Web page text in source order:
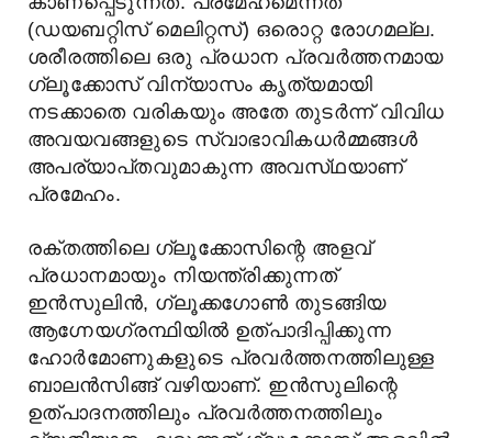
(ഡയബറ്റിസ് മെലിറ്റസ്) ഒരൊറ്റ രോഗമല്ല.
ശരീരത്തിലെ ഒരു പ്രധാന പ്രവർത്തനമായ
ഗ്ലൂക്കോസ്‌ വിന്യാസം കൃത്യമായി
നടക്കാതെ വരികയും അതേ തുടർന്ന്‌ വിവിധ
അവയവങ്ങളുടെ സ്വാഭാവികധർമ്മങ്ങൾ
അപര്യാപ്‌തവുമാകുന്ന അവസ്‌ഥയാണ്‌
പ്രമേഹം.
രക്തത്തിലെ ഗ്ലൂക്കോസിന്റെ അളവ്
പ്രധാനമായും നിയന്ത്രിക്കുന്നത്
ഇൻസുലിൻ, ഗ്ലൂക്കഗോൺ തുടങ്ങിയ
ആഗ്നേയഗ്രന്ഥിയിൽ ഉത്പാദിപ്പിക്കുന്ന
ഹോർമോണുകളുടെ പ്രവർത്തനത്തിലുള്ള
ബാലൻസിങ്ങ് വഴിയാണ്. ഇൻസുലിന്റെ
ഉത്പാദനത്തിലും പ്രവർത്തനത്തിലും